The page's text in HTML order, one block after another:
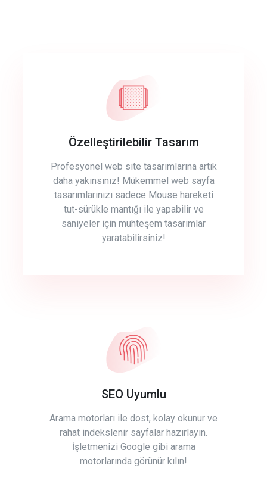
Özelleştirilebilir Tasarım
Profesyonel web site tasarımlarına artık
daha yakınsınız! Mükemmel web sayfa
tasarımlarınızı sadece Mouse hareketi
tut-sürükle mantığı ile yapabilir ve
saniyeler için muhteşem tasarımlar
yaratabilirsiniz!
SEO Uyumlu
Arama motorları ile dost, kolay okunur ve
rahat indekslenir sayfalar hazırlayın.
İşletmenizi Google gibi arama
motorlarında görünür kılın!